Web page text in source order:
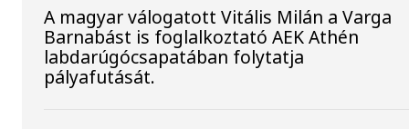
A magyar válogatott Vitális Milán a Varga
Barnabást is foglalkoztató AEK Athén
labdarúgócsapatában folytatja
pályafutását.